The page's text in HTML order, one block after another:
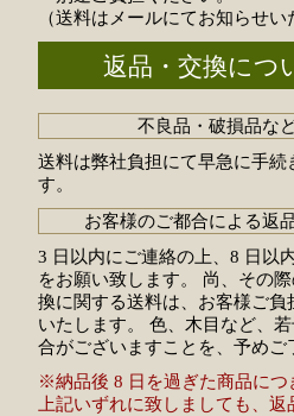
（送料はメールにてお知らせい
返品・交換につ
不良品・破損品な
送料は弊社負担にて早急に手続
す。
お客様のご都合による返
3 日以内にご連絡の上、8 日以
をお願い致します。 尚、その
換に関する送料は、お客様ご負
いたします。 色、木目など、
合がございますことを、予めご
※納品後 8 日を過ぎた商品につ
上記いずれに致しましても、返